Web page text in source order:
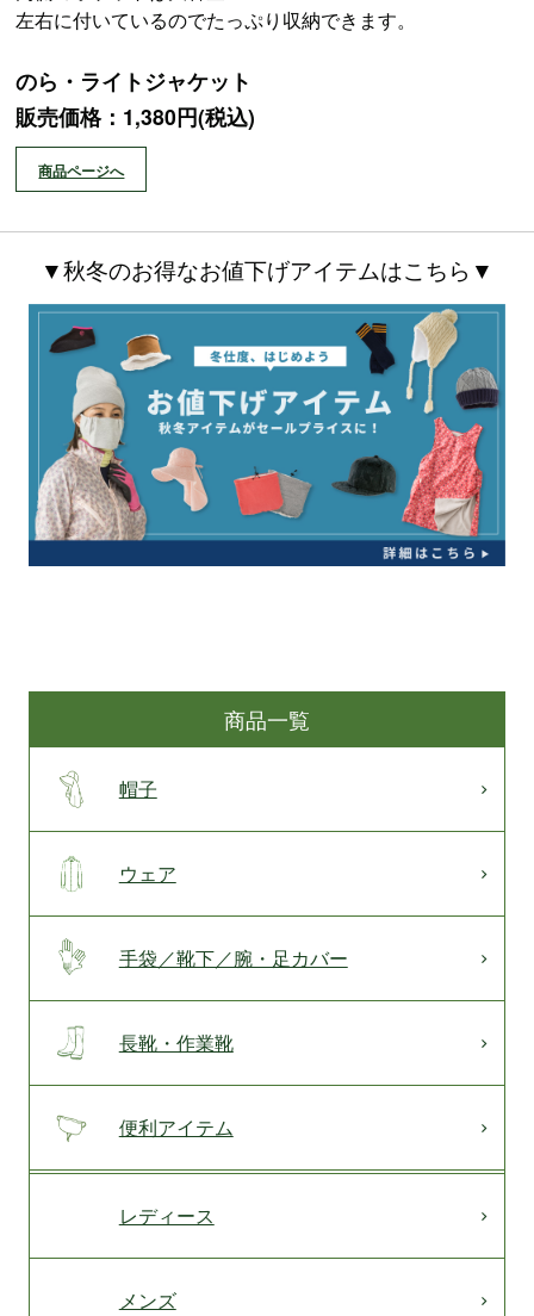
左右に付いているのでたっぷり収納できます。
のら・ライトジャケット
販売価格：1,380円(税込)
商品ページへ
▼秋冬のお得なお値下げアイテムはこちら▼
商品一覧
帽子
ウェア
手袋／靴下／腕・足カバー
長靴・作業靴
便利アイテム
レディース
メンズ